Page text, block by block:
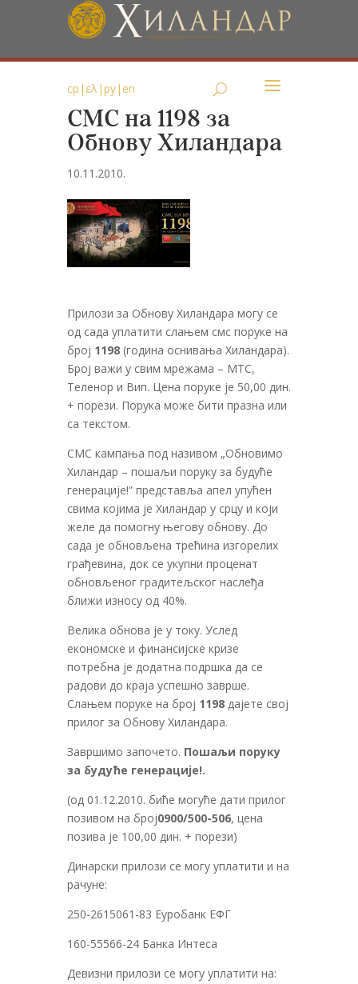
ср | ελ|ру| en
СМС на 1198 за
Обнову Хиландара
10.11.2010.
Прилози за Обнову Хиландара могу се
од сада уплатити слањем смс поруке на
број 1198 (година оснивања Хиландара).
Број важи у свим мрежама – МТС,
Теленор и Вип. Цена поруке је 50,00 дин.
+ порези. Порука може бити празна или
са текстом.
СМС кампања под називом „Обновимо
Хиландар – пошаљи поруку за будуће
генерације!” представља апел упућен
свима којима је Хиландар у срцу и који
желе да помогну његову обнову. До
сада је обновљена трећина изгорелих
грађевина, док се укупни проценат
обновљеног градитељског наслеђа
ближи износу од 40%.
Велика обнова је у току. Услед
економске и финансијске кризе
потребна је додатна подршка да се
радови до краја успешно заврше.
Слањем поруке на број 1198 дајете свој
прилог за Обнову Хиландара.
Завршимо започето. Пошаљи поруку
за будуће генерације!.
(од 01.12.2010. биће могуће дати прилог
позивом на број0900/500-506, цена
позива је 100,00 дин. + порези)
Динарски прилози се могу уплатити и на
рачуне:
250-2615061-83 Еуробанк ЕФГ
160-55566-24 Банка Интеса
Девизни прилози се могу уплатити на: